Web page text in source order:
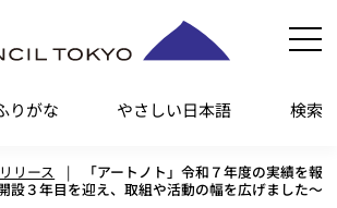
りがな やさしい日本語 検索
リース |
「アートノト」令和７年度の実績を報
設３年目を迎え、取組や活動の幅を広げました～